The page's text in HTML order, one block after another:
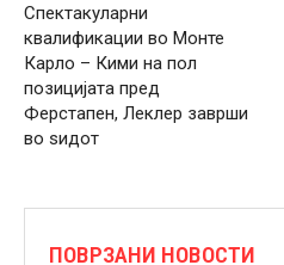
Спектакуларни
квалификации во Монте
Карло – Кими на пол
позицијата пред
Ферстапен, Леклер заврши
во ѕидот
ПОВРЗАНИ НОВОСТИ